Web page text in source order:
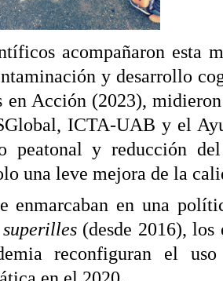
acompañaron esta
y desarrollo
en Acción (2023),
ICTA-UAB y el
peatonal y reducción
una leve mejora de la
enmarcaban en una
superilles(desde 2016), los
reconfiguran el